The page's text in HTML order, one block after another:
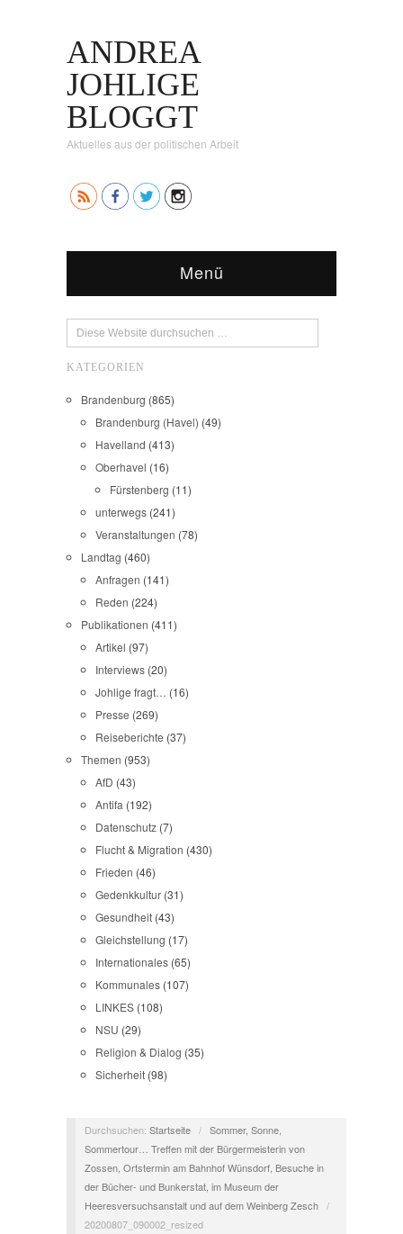
ANDREA
JOHLIGE
BLOGGT
Aktuelles aus der politischen Arbeit
Menü
KATEGORIEN
Brandenburg (865)
Brandenburg (Havel) (49)
Havelland (413)
Oberhavel (16)
Fürstenberg (11)
unterwegs (241)
Veranstaltungen (78)
Landtag (460)
Anfragen (141)
Reden (224)
Publikationen (411)
Artikel (97)
Interviews (20)
Johlige fragt… (16)
Presse (269)
Reiseberichte (37)
Themen (953)
AfD (43)
Antifa (192)
Datenschutz (7)
Flucht & Migration (430)
Frieden (46)
Gedenkkultur (31)
Gesundheit (43)
Gleichstellung (17)
Internationales (65)
Kommunales (107)
LINKES (108)
NSU (29)
Religion & Dialog (35)
Sicherheit (98)
Durchsuchen: Startseite / Sommer, Sonne,
Sommertour… Treffen mit der Bürgermeisterin von
Zossen, Ortstermin am Bahnhof Wünsdorf, Besuche in
der Bücher- und Bunkerstat, im Museum der
Heeresversuchsanstalt und auf dem Weinberg Zesch /
20200807_090002_resized